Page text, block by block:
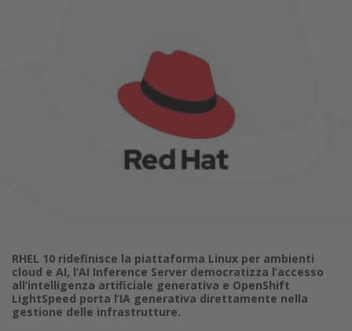
RHEL 10 ridefinisce la piattaforma Linux per ambienti
cloud e AI, l’AI Inference Server democratizza l’accesso
all’intelligenza artificiale generativa e OpenShift
LightSpeed porta l’IA generativa direttamente nella
gestione delle infrastrutture.